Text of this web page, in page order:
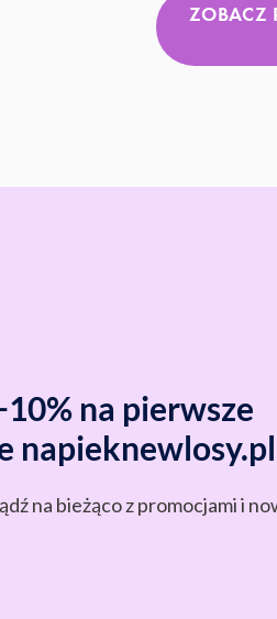
ZOBACZ
na pierwsze
napieknewlosy.pl
na bieżąco z promocjami i